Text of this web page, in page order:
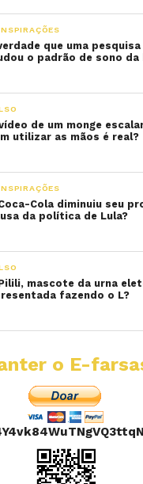
que uma
o padrão de sono da
de um monge
utilizar as mãos é real?
Cola diminuiu seu
da política de Lula?
mascote da urna
fazendo o L?
o E-